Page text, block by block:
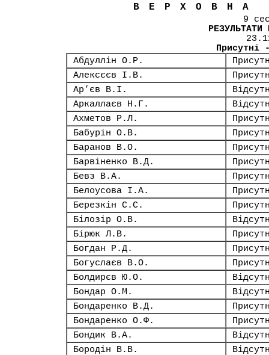
9
РЕЗУЛЬТАТИ
Абдуллін О.Р.
Алексєєв І.В.
Ар’єв В.І.
Аркаллаєв Н.Г.
Ахметов Р.Л.
Бабурін О.В.
Баранов В.О.
Барвіненко В.Д.
Бевз В.А.
Белоусова І.А.
Березкін С.С.
Білозір О.В.
Бірюк Л.В.
Богдан Р.Д.
Богуслаєв В.О.
Болдирєв Ю.О.
Бондар О.М.
Бондаренко В.Д.
Бондаренко О.Ф.
Бондик В.А.
Бородін В.В.